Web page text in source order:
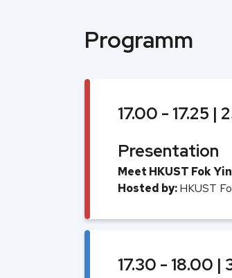
Programm
17.00 - 17.25 |
Presentation
Meet HKUST Fok
Hosted by:HKUST
17.30 - 18.00 |